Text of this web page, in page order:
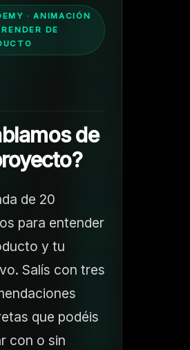
· ANIMACIÓN
DE
de
de 20
para entender
y tu
Salís con tres
que podéis
con o sin